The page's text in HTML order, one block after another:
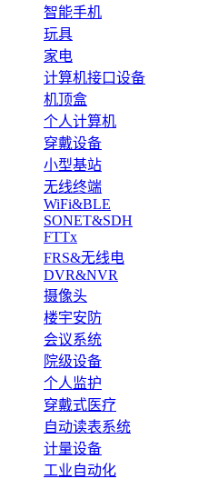
智能手机
玩具
家电
计算机接口设备
机顶盒
个人计算机
穿戴设备
小型基站
无线终端
WiFi&BLE
SONET&SDH
FTTx
FRS&无线电
DVR&NVR
摄像头
楼宇安防
会议系统
院级设备
个人监护
穿戴式医疗
自动读表系统
计量设备
工业自动化